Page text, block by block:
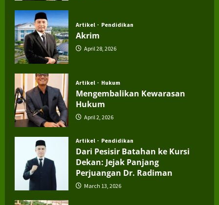
Artikel Pendidikan
Akrim
April 28, 2026
Artikel Hukum
Mengembalikan Kewarasan
Hukum
April 2, 2026
Artikel Pendidikan
Dari Pesisir Batahan ke Kursi
Dekan: Jejak Panjang
Perjuangan Dr. Radiman
March 13, 2026